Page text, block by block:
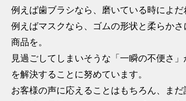
例えば歯ブラシなら、磨いている時によだ
例えばマスクなら、ゴムの形状と柔らか
商品を。
見過ごしてしまいそうな「一瞬の不便さ
を解決することに努めています。
お客様の声に応えることはもちろん、ま